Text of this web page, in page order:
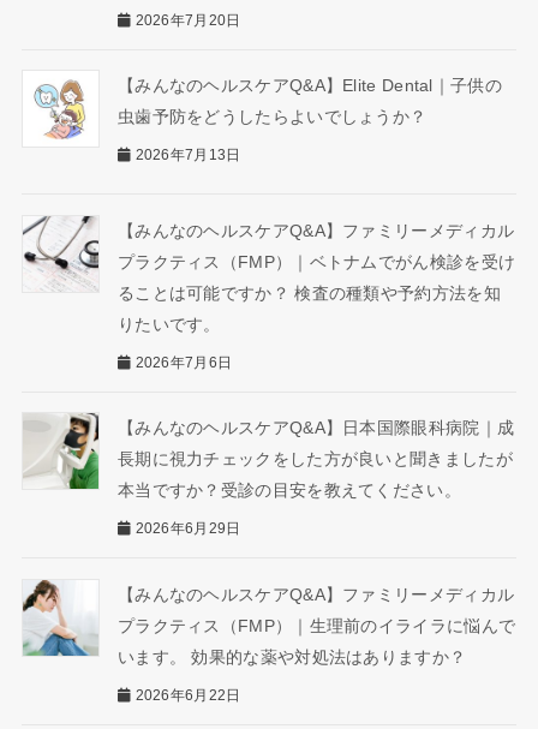
2026年7月20日
【みんなのヘルスケアQ&A】Elite Dental｜子供の
虫歯予防をどうしたらよいでしょうか？
2026年7月13日
【みんなのヘルスケアQ&A】ファミリーメディカル
プラクティス（FMP）｜ベトナムでがん検診を受け
ることは可能ですか？ 検査の種類や予約方法を知
りたいです。
2026年7月6日
【みんなのヘルスケアQ&A】日本国際眼科病院｜成
長期に視力チェックをした方が良いと聞きましたが
本当ですか？受診の目安を教えてください。
2026年6月29日
【みんなのヘルスケアQ&A】ファミリーメディカル
プラクティス（FMP）｜生理前のイライラに悩んで
います。 効果的な薬や対処法はありますか？
2026年6月22日